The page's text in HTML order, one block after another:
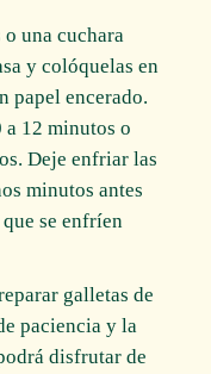
una cuchara
y colóquelas en
papel encerado.
a 12 minutos o
Deje enfriar las
minutos antes
se enfríen
galletas de
paciencia y la
disfrutar de